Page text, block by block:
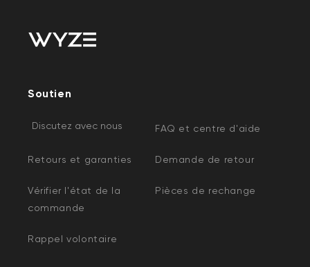
Soutien
Discutez avec nous FAQ et centre d'aide
Retours et garanties Demande de retour
Vérifier l'état de la
commande
Pièces de rechange
Rappel volontaire